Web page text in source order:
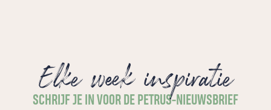
Elke week inspiratie
SCHRIJF JE IN VOOR DE PETRUS-NIEUWSBRIEF